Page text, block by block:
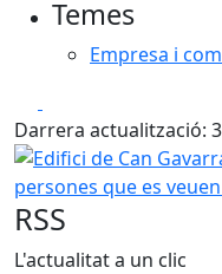
Temes
Empresa i
Darrera actualització:
Edifici de Can
RSS
L'actualitat a un clic